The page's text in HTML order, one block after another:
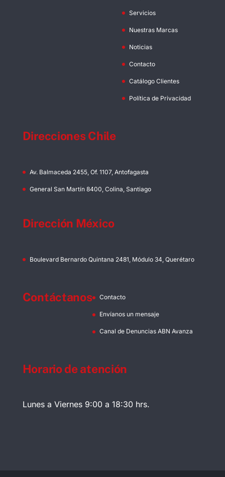
Servicios
Nuestras Marcas
Noticias
Contacto
Catálogo Clientes
Política de Privacidad
Direcciones Chile
Av. Balmaceda 2455, Of. 1107, Antofagasta
General San Martín 8400, Colina, Santiago
Dirección México
Boulevard Bernardo Quintana 2481, Módulo 34, Querétaro
Contáctanos Contacto
Envíanos un mensaje
Canal de Denuncias ABN Avanza
Horario de atención
Lunes a Viernes 9:00 a 18:30 hrs.